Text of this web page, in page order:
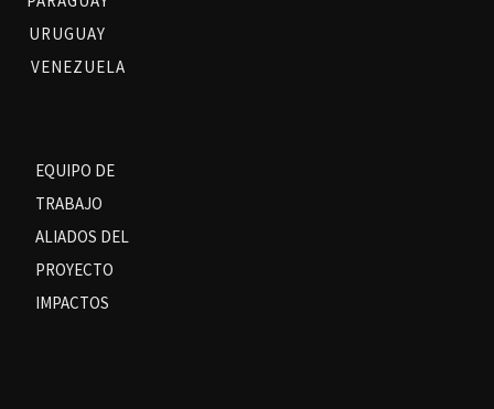
URUGUAY
VENEZUELA
EQUIPO DE
TRABAJO
ALIADOS DEL
PROYECTO
IMPACTOS